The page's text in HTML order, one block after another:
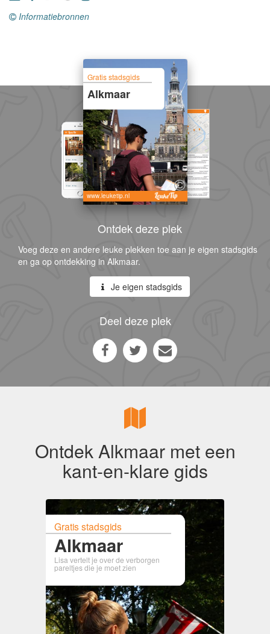
Informatiebronnen
Gratis stadsgids
Alkmaar
www.leuketip.nl
Ontdek deze plek
Voeg deze en andere leuke plekken toe aan je eigen stadsgids
en ga op ontdekking in Alkmaar.
Je eigen stadsgids
Deel deze plek
Ontdek Alkmaar met een
kant-en-klare gids
Gratis stadsgids
Alkmaar
Lisa vertelt je over de verborgen
pareltjes die je moet zien